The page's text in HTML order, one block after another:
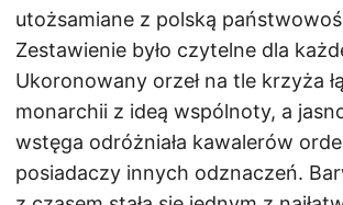
utożsamiane z polską
Zestawienie było czytelne dla
Ukoronowany orzeł na tle krzyża
monarchii z ideą wspólnoty, a
wstęga odróżniała kawalerów
posiadaczy innych odznaczeń.